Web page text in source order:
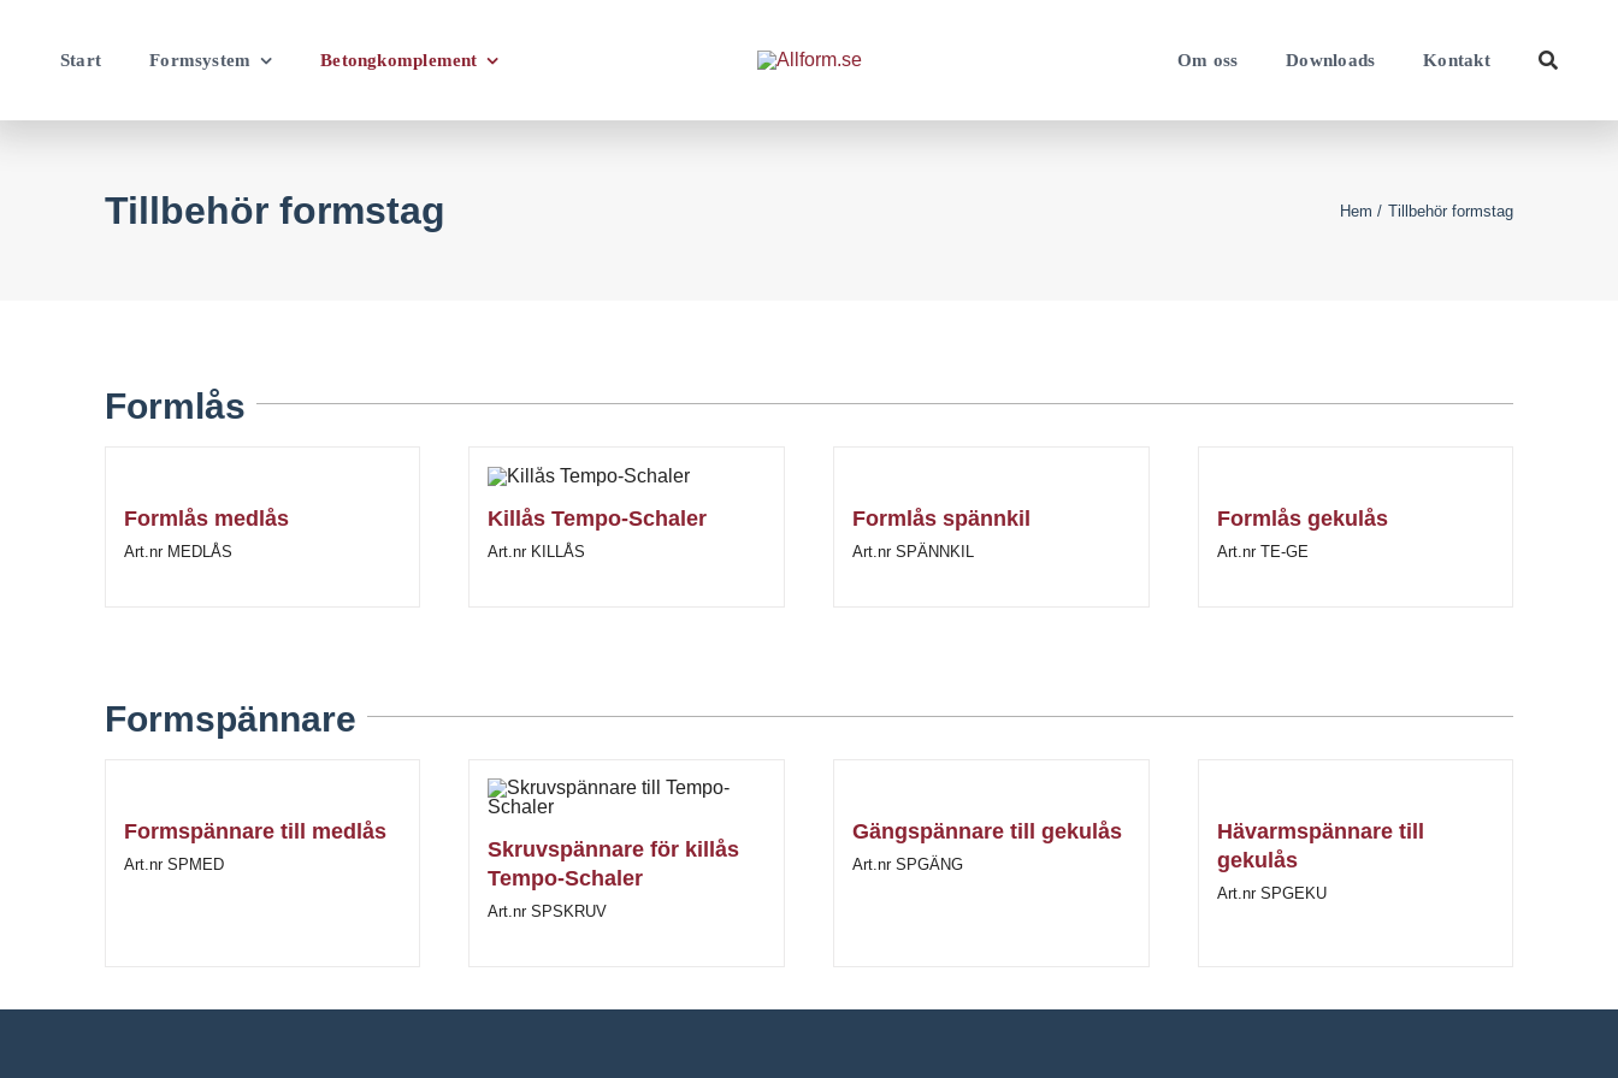
Start Formsystem Betongkomplement Om oss Downloads Kontakt
Tillbehör formstag Hem Tillbehör formstag
Formlås
Formlås medlås
Art.nr MEDLÅS
Killås Tempo-Schaler
Art.nr KILLÅS
Formlås spännkil
Art.nr SPÄNNKIL
Formlås gekulås
Art.nr TE-GE
Formspännare
Formspännare till medlås
Art.nr SPMED
Skruvspännare för killås
Tempo-Schaler
Art.nr SPSKRUV
Gängspännare till gekulås
Art.nr SPGÄNG
Hävarmspännare till
gekulås
Art.nr SPGEKU